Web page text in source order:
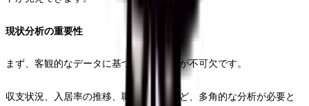
現状分析の重要性
まず、客観的なデータに基づく現状分析が不可欠です。
収支状況、入居率の推移、職員の状況など、多角的な分析が必要と